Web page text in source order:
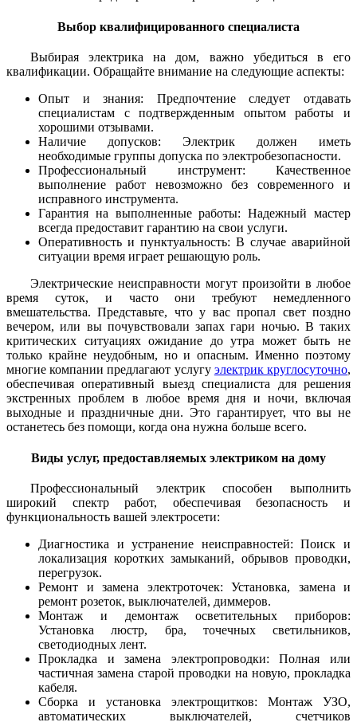
Выбор квалифицированного специалиста
Выбирая электрика на дом, важно убедиться в его
квалификации. Обращайте внимание на следующие аспекты:
Опыт и знания: Предпочтение следует отдавать
специалистам с подтвержденным опытом работы и
хорошими отзывами.
Наличие допусков: Электрик должен иметь
необходимые группы допуска по электробезопасности.
Профессиональный инструмент: Качественное
выполнение работ невозможно без современного и
исправного инструмента.
Гарантия на выполненные работы: Надежный мастер
всегда предоставит гарантию на свои услуги.
Оперативность и пунктуальность: В случае аварийной
ситуации время играет решающую роль.
Электрические неисправности могут произойти в любое
время суток, и часто они требуют немедленного
вмешательства. Представьте, что у вас пропал свет поздно
вечером, или вы почувствовали запах гари ночью. В таких
критических ситуациях ожидание до утра может быть не
только крайне неудобным, но и опасным. Именно поэтому
многие компании предлагают услугу электрик круглосуточно,
обеспечивая оперативный выезд специалиста для решения
экстренных проблем в любое время дня и ночи, включая
выходные и праздничные дни. Это гарантирует, что вы не
останетесь без помощи, когда она нужна больше всего.
Виды услуг, предоставляемых электриком на дому
Профессиональный электрик способен выполнить
широкий спектр работ, обеспечивая безопасность и
функциональность вашей электросети:
Диагностика и устранение неисправностей: Поиск и
локализация коротких замыканий, обрывов проводки,
перегрузок.
Ремонт и замена электроточек: Установка, замена и
ремонт розеток, выключателей, диммеров.
Монтаж и демонтаж осветительных приборов:
Установка люстр, бра, точечных светильников,
светодиодных лент.
Прокладка и замена электропроводки: Полная или
частичная замена старой проводки на новую, прокладка
кабеля.
Сборка и установка электрощитков: Монтаж УЗО,
автоматических выключателей, счетчиков